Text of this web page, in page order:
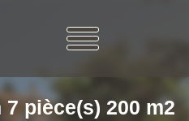
pièce(s) 200 m2